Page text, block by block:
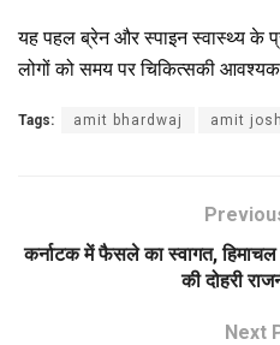
यह पहल ब्रेन और स्पाइन स्वास्थ्य के
लोगों को समय पर चिकित्सकी
Tags: amit bhardwaj amit
कर्नाटक में फैसले का स्वागत, हिमाचल
की दोहरी
Next